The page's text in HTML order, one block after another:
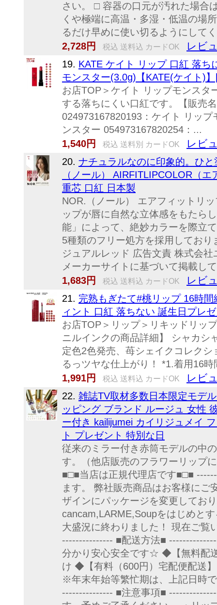
さい。 □ 容器の口元が汚れた場合
くや極端に高温・多湿・低温の場
るだけ早めに使い切るようにして
2,728円
税込 送料込 カードOK レビ
19. KATE ケイト リップ 口紅 落
モンスター(3.0g)【KATE(ケイト)
お店TOP＞ケイト リップモンスタ
する落ちにくい口紅です。【販売
024973167820193：ケイト リッ
ンスター 054973167820254：...
1,540円
税込 送料別 カードOK レビ
20. ナチュラルなのに印象的。ひ
（ノール） AIRFITLIPCOLOR（
重芯 口紅 日本製
NOR.（ノール） エアフィットリ
ップが唇に自然な立体感をもたら
能」によって、絶妙カラーを際立
5種類のフリー処方を採用してお
ジュアルレッド 広告文責 株式会
メーカーサイトに基づいて掲載し
1,683円
税込 送料込 カードOK レビ
21. 完熟もぎたて#桃リップ 16時
ィント 口紅 落ちない 誕生日プレ
お店TOP＞リップ＞リキッドリッ
ニルインクの商品詳細】 シャカシ
定色2色発売、苺シェイクコレク
るっツヤな仕上がり！ *1.着用16
1,991円
税込 送料込 カードOK レビ
22. 雑誌TV取材多数日本限定モデ
ッピング ブランド ルージュ 女性
ー付き kailijumei カイリジュメイ
ト プレゼント 特別な日
従来のミラー付き赤筒モデルの中
す。（他店販売のフラワーリップ
■□■当店は正規代理店です■□■
ます。 弊社販売商品はお客様にご
ザインにパッケージを変更して
cancam,LARME,Soupをはじめと
大盛況に終わりました！ 現在ご
--------------- ■配送方法■
分かり安心安全です☆ ◆【無料配
け ◆【有料（600円）宅配便配送
※年末年始等繁忙期は、上記日時
--------------- ■注意事項■